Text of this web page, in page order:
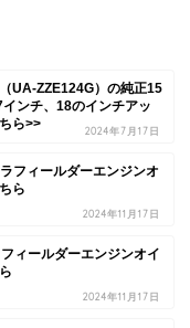
UA-ZZE124G）の純正15
ンチ、18のインチアッ
ら>>
2024年7月17日
フィールダーエンジンオ
ら
2024年11月17日
ィールダーエンジンオイ
2024年11月17日